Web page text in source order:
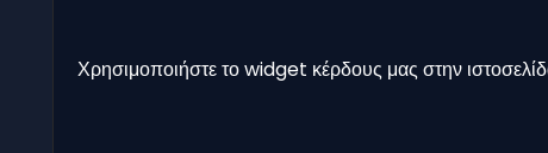
Χρησιμοποιήστε το widget κέρδους μας στην